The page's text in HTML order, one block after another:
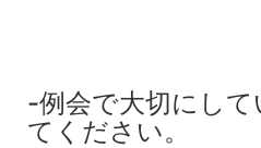
-例会で大切にして
てください。